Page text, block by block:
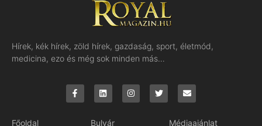
Hírek, kék hírek, zöld hírek, gazdaság, sport, életmód,
medicina, ezo és még sok minden más…
Főoldal Bulvár Médiaajánlat